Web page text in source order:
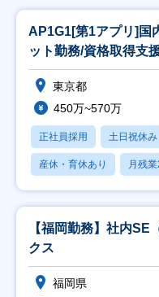
AP1G1[第1アプリ]国
ット勤務/資格取得支
東京都
450万~570万
正社員採用 土日祝休み
産休・育休あり 月残
【福岡勤務】社内
クス
福岡県